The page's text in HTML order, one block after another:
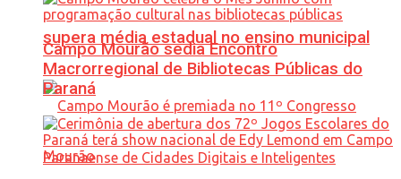
supera média estadual no ensino municipal
Campo Mourão sedia Encontro
Macrorregional de Bibliotecas Públicas do
Paraná